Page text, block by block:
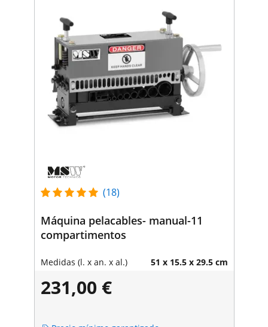
(18)
Máquina pelacables- manual-11
compartimentos
Medidas (l. x an. x al.) 51 x 15.5 x 29.5 cm
231,00 €